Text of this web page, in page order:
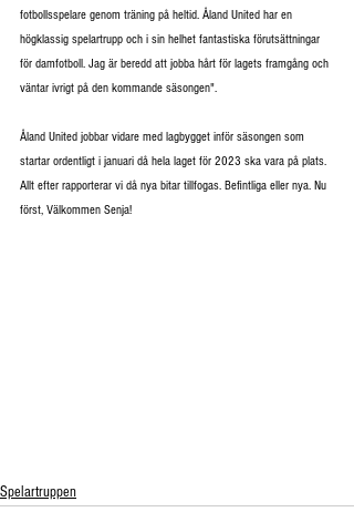
fotbollsspelare genom träning på heltid. Åland United har en
högklassig spelartrupp och i sin helhet fantastiska förutsättningar
för damfotboll. Jag är beredd att jobba hårt för lagets framgång och
väntar ivrigt på den kommande säsongen".
Åland United jobbar vidare med lagbygget inför säsongen som
startar ordentligt i januari då hela laget för 2023 ska vara på plats.
Allt efter rapporterar vi då nya bitar tillfogas. Befintliga eller nya. Nu
först, Välkommen Senja!
Spelartruppen